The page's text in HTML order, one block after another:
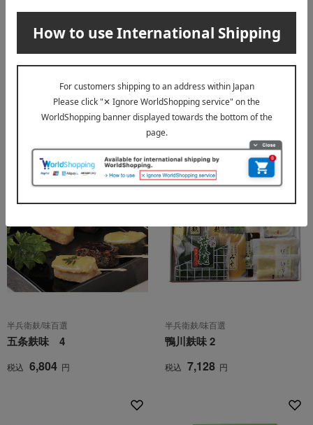
4,752 円
レビュー1件
税込 9,396 円
半兵衛麸/味百選
五条麸味 4
税込 6,804 円
半兵衛麸/味百選
鴨川麸味 2
税込 7,128 円